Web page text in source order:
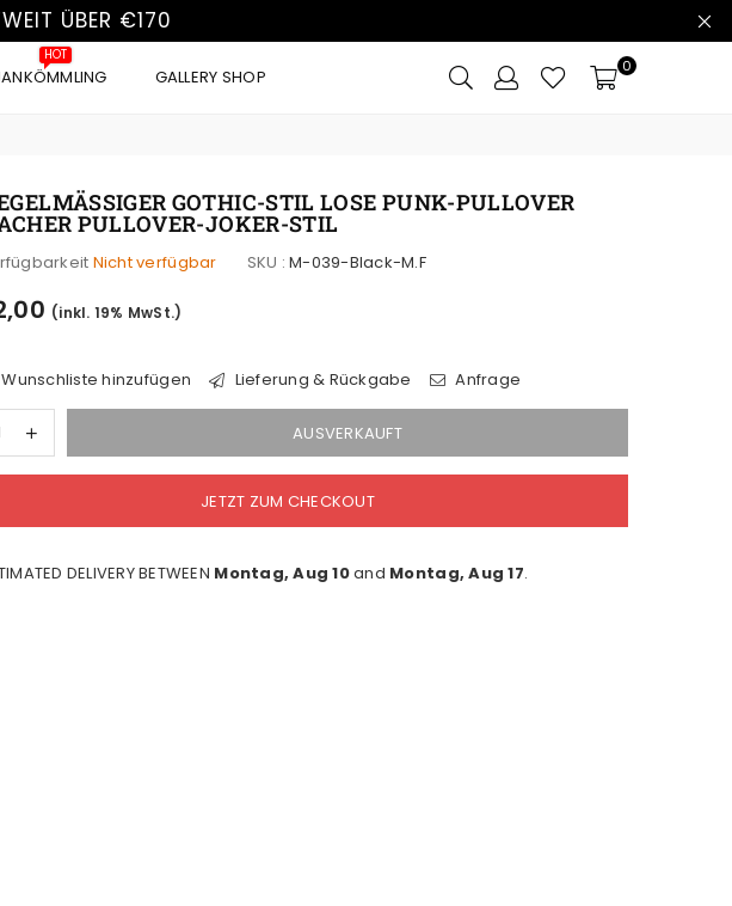
ÜBER €170
HOT
GALLERY SHOP 0
GOTHIC-STIL LOSE PUNK-PULLOVER E
PULLOVER-JOKER-STIL
Nicht verfügbar SKU :M-039-Black-M.F
(inkl. 19% MwSt.)
hinzufügen Lieferung & Rückgabe Anfrage
AUSVERKAUFT
JETZT ZUM CHECKOUT
DELIVERY BETWEEN Montag, Aug 10and Montag, Aug 17.